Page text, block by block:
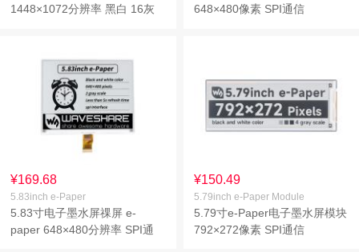
1448×1072分辨率 黑白 16灰
648×480像素 SPI通信
¥169.68
5.83inch e-Paper
5.83寸电子墨水屏祼屏 e-
paper 648×480分辨率 SPI通
¥150.49
5.79inch e-Paper Module
5.79寸e-Paper电子墨水屏模块
792×272像素 SPI通信